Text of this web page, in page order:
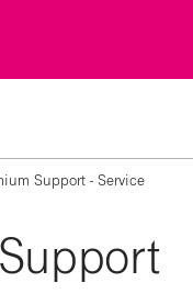
Support - Service